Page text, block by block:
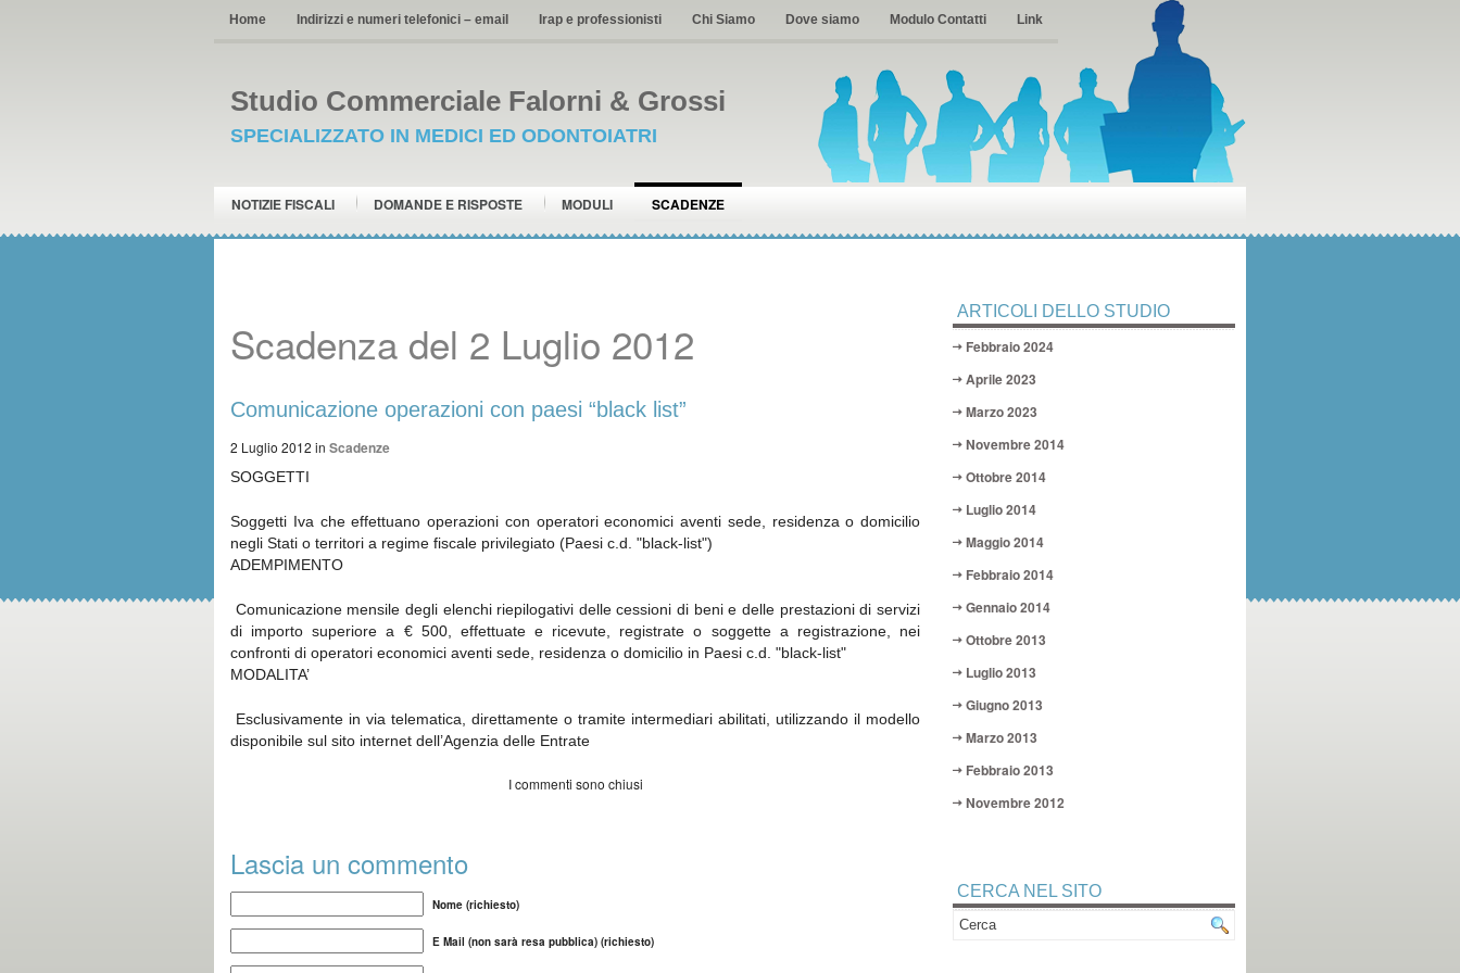
Home Indirizzi e numeri telefonici – email Irap e professionisti Chi Siamo Dove siamo Modulo Contatti Link
Studio Commerciale Falorni & Grossi
SPECIALIZZATO IN MEDICI ED ODONTOIATRI
NOTIZIE FISCALI DOMANDE E RISPOSTE MODULI SCADENZE
Scadenza del 2 Luglio 2012
Comunicazione operazioni con paesi “black list”
2 Luglio 2012 in Scadenze
SOGGETTI
Soggetti Iva che effettuano operazioni con operatori economici aventi sede, residenza o domicilio
negli Stati o territori a regime fiscale privilegiato (Paesi c.d. "black-list")
ADEMPIMENTO
Comunicazione mensile degli elenchi riepilogativi delle cessioni di beni e delle prestazioni di servizi
di importo superiore a € 500, effettuate e ricevute, registrate o soggette a registrazione, nei
confronti di operatori economici aventi sede, residenza o domicilio in Paesi c.d. "black-list"
MODALITA’
Esclusivamente in via telematica, direttamente o tramite intermediari abilitati, utilizzando il modello
disponibile sul sito internet dell’Agenzia delle Entrate
I commenti sono chiusi
Lascia un commento
Nome (richiesto)
E Mail (non sarà resa pubblica) (richiesto)
ARTICOLI DELLO STUDIO
Febbraio 2024
Aprile 2023
Marzo 2023
Novembre 2014
Ottobre 2014
Luglio 2014
Maggio 2014
Febbraio 2014
Gennaio 2014
Ottobre 2013
Luglio 2013
Giugno 2013
Marzo 2013
Febbraio 2013
Novembre 2012
CERCA NEL SITO